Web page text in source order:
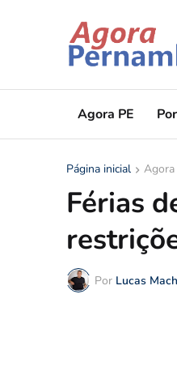
Agora PE
Página inicial Agora
Férias
Por Lucas